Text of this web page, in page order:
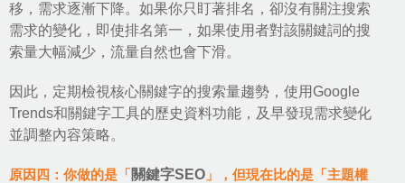
移，需求逐漸下降。如果你只盯著排名，卻沒有關注搜索
需求的變化，即使排名第一，如果使用者對該關鍵詞的搜
索量大幅減少，流量自然也會下滑。
因此，定期檢視核心關鍵字的搜索量趨勢，使用Google
Trends和關鍵字工具的歷史資料功能，及早發現需求變化
並調整內容策略。
原因四：你做的是「關鍵字SEO 」，但現在比的是「主題權